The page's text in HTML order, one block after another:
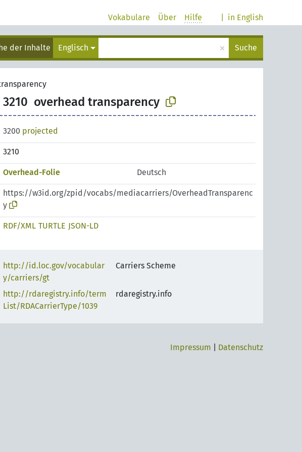
in English
Vokabulare Über Hilfe
der Inhalte Englisch × Suche
3210 overhead transparency
3200 projected
3210
Overhead-Folie Deutsch
https://w3id.org/zpid/vocabs/mediacarriers/OverheadTransparenc
y
RDF/XML TURTLE JSON-LD
http://id.loc.gov/vocabular
y/carriers/gt
Carriers Scheme
http://rdaregistry.info/term
List/RDACarrierType/1039
rdaregistry.info
Impressum Datenschutz